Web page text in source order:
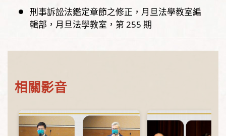
刑事訴訟法鑑定章節之修正
月旦法學教室編
輯部
月旦法學教室， 第255 期
相關影音